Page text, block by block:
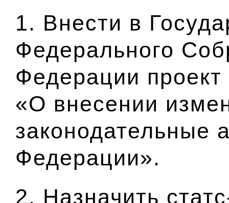
1. Внести в
Федерального
Федерации
«О внесении
законодательные
Федерации».
2. Назначить